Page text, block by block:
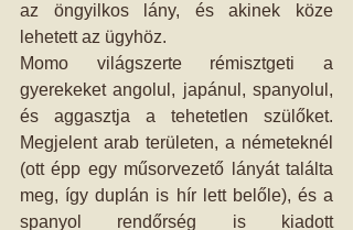
az öngyilkos lány, és akinek köze
lehetett az ügyhöz.
Momo világszerte rémisztgeti a
gyerekeket angolul, japánul, spanyolul,
és aggasztja a tehetetlen szülőket.
Megjelent arab területen, a németeknél
(ott épp egy műsorvezető lányát találta
meg, így duplán is hír lett belőle), és a
spanyol rendőrség is kiadott